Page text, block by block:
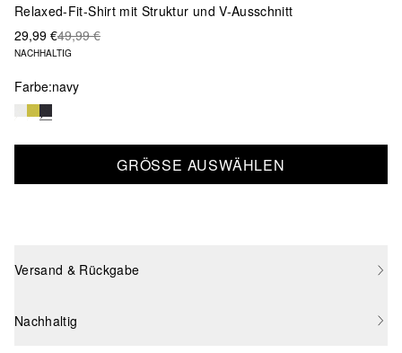
Relaxed-Fit-Shirt mit Struktur und V-Ausschnitt
29,99 €49,99 €
NACHHALTIG
Farbe:navy
GRÖSSE AUSWÄHLEN
Versand & Rückgabe
Nachhaltig